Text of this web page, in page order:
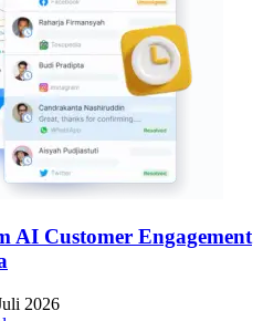
AI Customer Engagement
2026